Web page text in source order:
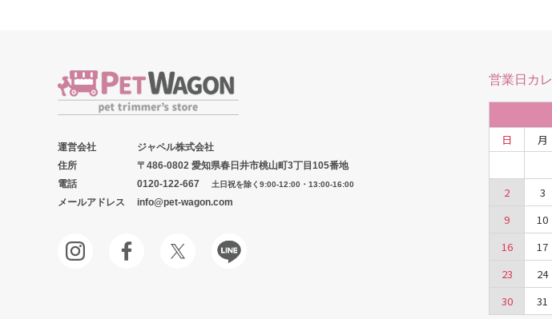
運営会社
ジャペル株式会社
住所
〒486-0802 愛知県春日井市桃山町3丁目105番地
電話
0120-122-667 土日祝を除く9:00-12:00・13:00-16:00
メールアドレス info@pet-wagon.com
営業日カ
日 月
2
3
9
10
16
17
23
24
30
31